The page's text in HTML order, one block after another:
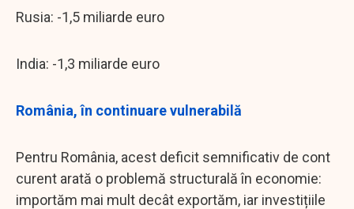
Rusia: -1,5 miliarde euro
India: -1,3 miliarde euro
România, în continuare vulnerabilă
Pentru România, acest deficit semnificativ de cont
curent arată o problemă structurală în economie:
importăm mai mult decât exportăm, iar investițiile